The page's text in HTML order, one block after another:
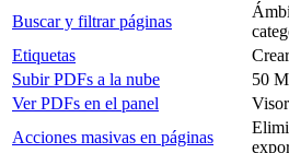
Buscar y filtrar páginas
Etiquetas
Subir PDFs a la nube
50
Ver PDFs en el panel
Acciones masivas en páginas